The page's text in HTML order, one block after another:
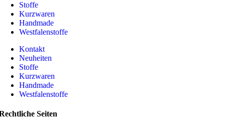
Stoffe
Kurzwaren
Handmade
Westfalenstoffe
Kontakt
Neuheiten
Stoffe
Kurzwaren
Handmade
Westfalenstoffe
Seiten